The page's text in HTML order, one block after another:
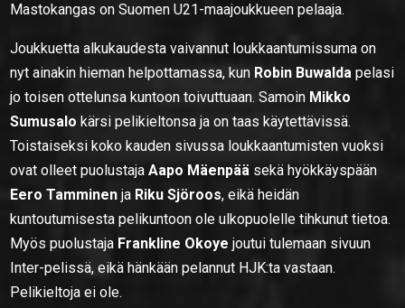
Mastokangas on Suomen U21-maajoukkueen pelaaja.
Joukkuetta alkukaudesta vaivannut loukkaantumissuma on
nyt ainakin hieman helpottamassa, kun Robin Buwalda pelasi
jo toisen ottelunsa kuntoon toivuttuaan. Samoin Mikko
Sumusalo kärsi pelikieltonsa ja on taas käytettävissä.
Toistaiseksi koko kauden sivussa loukkaantumisten vuoksi
ovat olleet puolustaja Aapo Mäenpää sekä hyökkäyspään
Eero Tamminen ja Riku Sjöroos, eikä heidän
kuntoutumisesta pelikuntoon ole ulkopuolelle tihkunut tietoa.
Myös puolustaja Frankline Okoye joutui tulemaan sivuun
Inter-pelissä, eikä hänkään pelannut HJK:ta vastaan.
Pelikieltoja ei ole.